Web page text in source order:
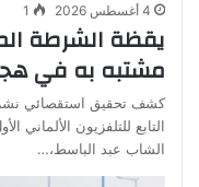
4 أغسطس 2026 1
يقظة الشرطة
مشتبه به في
الشاب عبد الباسط،…